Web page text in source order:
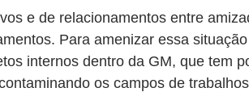
e de relacionamentos entre
Para amenizar essa
internos dentro da GM, que tem
os campos de